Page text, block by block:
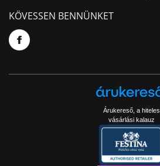
KÖVESSEN BENNÜNKET
Árukereső, a hiteles
vásárlási kalauz